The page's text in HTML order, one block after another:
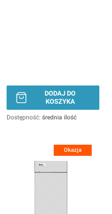
DODAJ DO
KOSZYKA
Dostępność: średnia ilość
Okazja